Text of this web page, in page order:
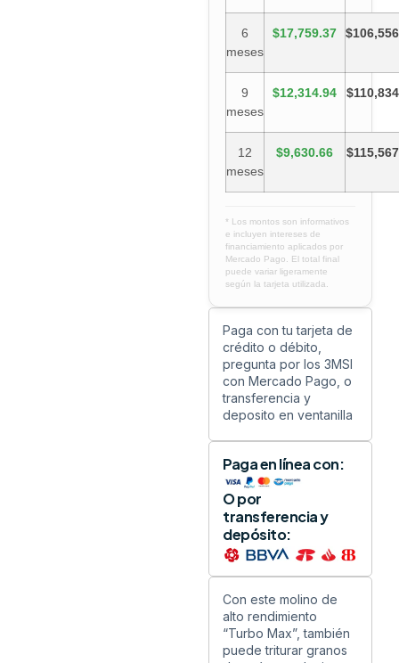
6
meses
$17,759.37
9
meses
$12,314.94
12
meses
$9,630.66
* Los montos son informativos
e incluyen intereses de
financiamiento aplicados por
Mercado Pago. El total final
puede variar ligeramente
según la tarjeta utilizada.
Paga con tu tarjeta de
crédito o débito,
pregunta por los 3MSI
con Mercado Pago, o
transferencia y
deposito en ventanilla
Paga en línea con:
O por
transferencia y
depósito:
Con este molino de
alto rendimiento
“Turbo Max”, también
puede triturar granos